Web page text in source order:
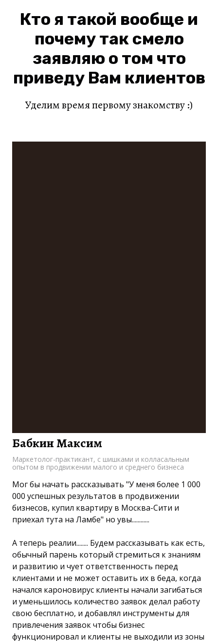
Кто я такой вообще и
почему так смело
заявляю о том что
приведу Вам клиентов
Уделим время первому знакомству :)
Бабкин Максим
Маркетолог-практикант, с шишками и колласальным
опытом в продвижении малого и среднего бизнеса
Мог бы начать рассказывать "У меня более 1 000
000 успешных результатов в продвижении
бизнесов, купил квартиру в Москва-Сити и
приехал тута на Ламбе" но увы............
А теперь реалии........ Будем рассказывать как есть,
обычный парень который стремиться к знаниям
и развитию и чует ответственность перед
клиентами и не может оставить их в беда, когда
начался кароновирус клиенты начали загибаться
и уменьшилось количество заявок делал работу
свою бесплатно, и добавлял инструменты для
привлечения заявок чтобы бизнес
функционировал и клиенты не выходили из зоны